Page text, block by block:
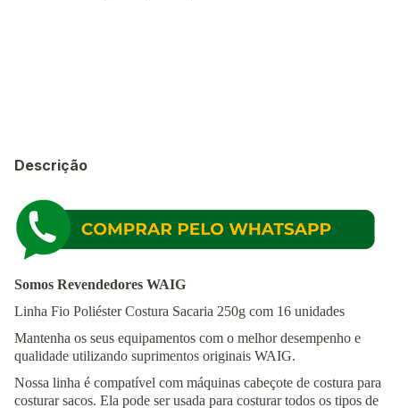
Descrição
Somos Revendedores WAIG
Linha Fio Poliéster Costura Sacaria 250g com 16 unidades
Mantenha os seus equipamentos com o melhor desempenho e
qualidade utilizando suprimentos originais WAIG.
Nossa linha é compatível com máquinas cabeçote de costura para
costurar sacos. Ela pode ser usada para costurar todos os tipos de